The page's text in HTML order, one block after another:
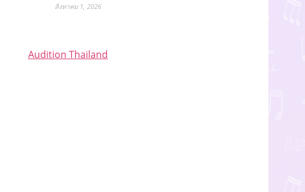
สิงหาคม 1, 2026
Audition Thailand